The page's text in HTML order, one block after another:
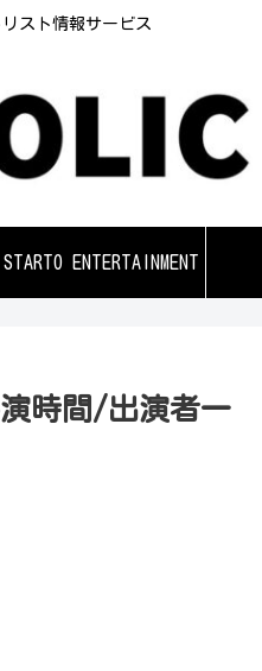
リスト情報サービス
STARTO ENTERTAINMENT
演時間/出演者一